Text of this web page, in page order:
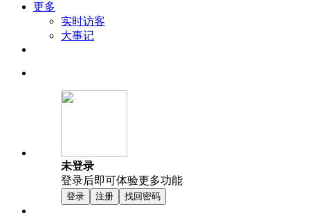
更多
实时访客
大事记
未登录
登录后即可体验更多功能
登录 注册 找回密码